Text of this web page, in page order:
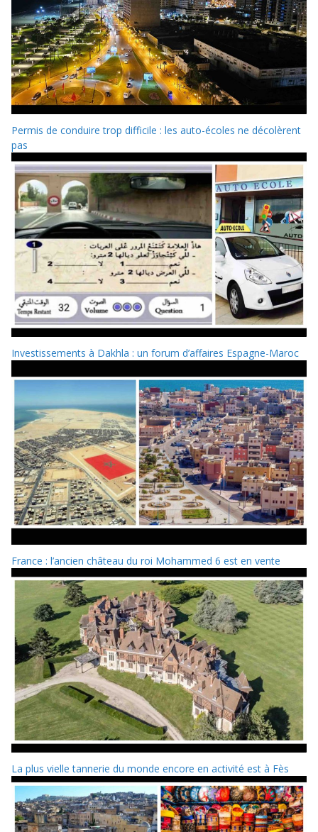
Permis de conduire trop difficile : les auto-écoles ne décolèrent
pas
Investissements à Dakhla : un forum d’affaires Espagne-Maroc
France : l’ancien château du roi Mohammed 6 est en vente
La plus vielle tannerie du monde encore en activité est à Fès